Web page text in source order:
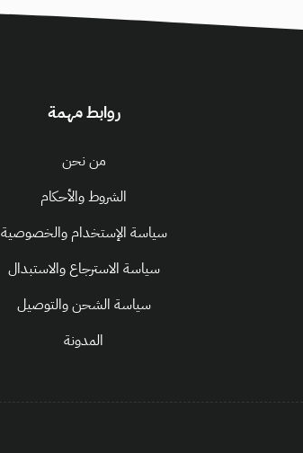
روابط مهمة
من نحن
الشروط والأحكام
سياسة الإستخدام والخصوصية
سياسة الاسترجاع والاستبدال
سياسة الشحن والتوصيل
المدونة